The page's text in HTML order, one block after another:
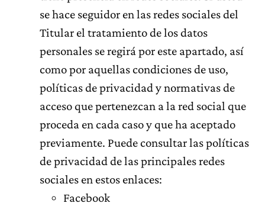
se hace seguidor en las redes sociales del
Titular el tratamiento de los datos
personales se regirá por este apartado, así
como por aquellas condiciones de uso,
políticas de privacidad y normativas de
acceso que pertenezcan a la red social que
proceda en cada caso y que ha aceptado
previamente. Puede consultar las políticas
de privacidad de las principales redes
sociales en estos enlaces:
Facebook